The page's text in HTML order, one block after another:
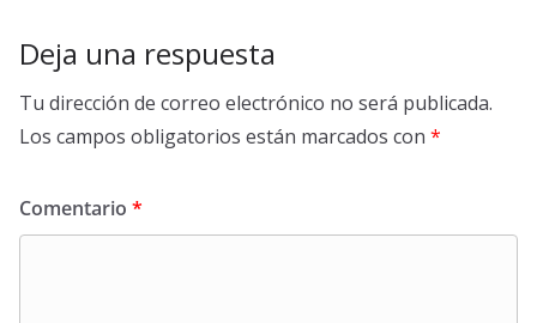
Deja una respuesta
Tu dirección de correo electrónico no será publicada.
Los campos obligatorios están marcados con *
Comentario *